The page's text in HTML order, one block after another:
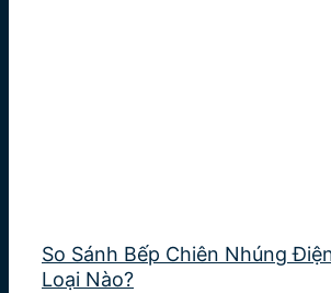
So Sánh Bếp Chiên Nhúng
Loại Nào?